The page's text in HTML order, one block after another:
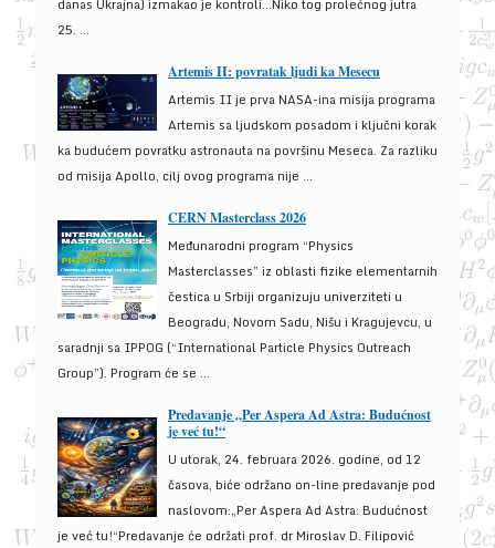
danas Ukrajna) izmakao je kontroli...Niko tog prolećnog jutra
25. ...
Artemis II: povratak ljudi ka Mesecu
Artemis II je prva NASA-ina misija programa
Artemis sa ljudskom posadom i ključni korak
ka budućem povratku astronauta na površinu Meseca. Za razliku
od misija Apollo, cilj ovog programa nije ...
CERN Masterclass 2026
Međunarodni program “Physics
Masterclasses” iz oblasti fizike elementarnih
čestica u Srbiji organizuju univerziteti u
Beogradu, Novom Sadu, Nišu i Kragujevcu, u
saradnji sa IPPOG (“International Particle Physics Outreach
Group”). Program će se ...
Predavanje „Per Aspera Ad Astra: Budućnost
je već tu!“
U utorak, 24. februara 2026. godine, od 12
časova, biće održano on-line predavanje pod
naslovom:„Per Aspera Ad Astra: Budućnost
je već tu!“Predavanje će održati prof. dr Miroslav D. Filipović